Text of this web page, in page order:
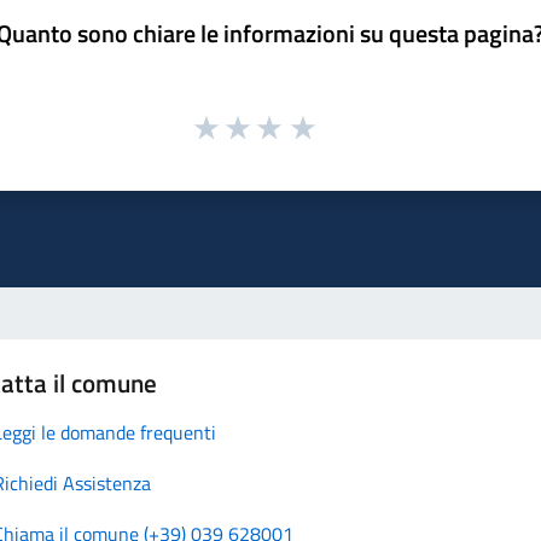
sono chiare le informazioni su questa
il comune
le domande frequenti
Assistenza
il comune (+39) 039 628001